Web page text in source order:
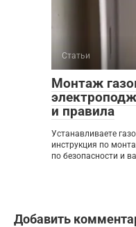
Статьи
Монтаж
и правила
Устанавливаете
инструкция по
по безопасности и
Добавить